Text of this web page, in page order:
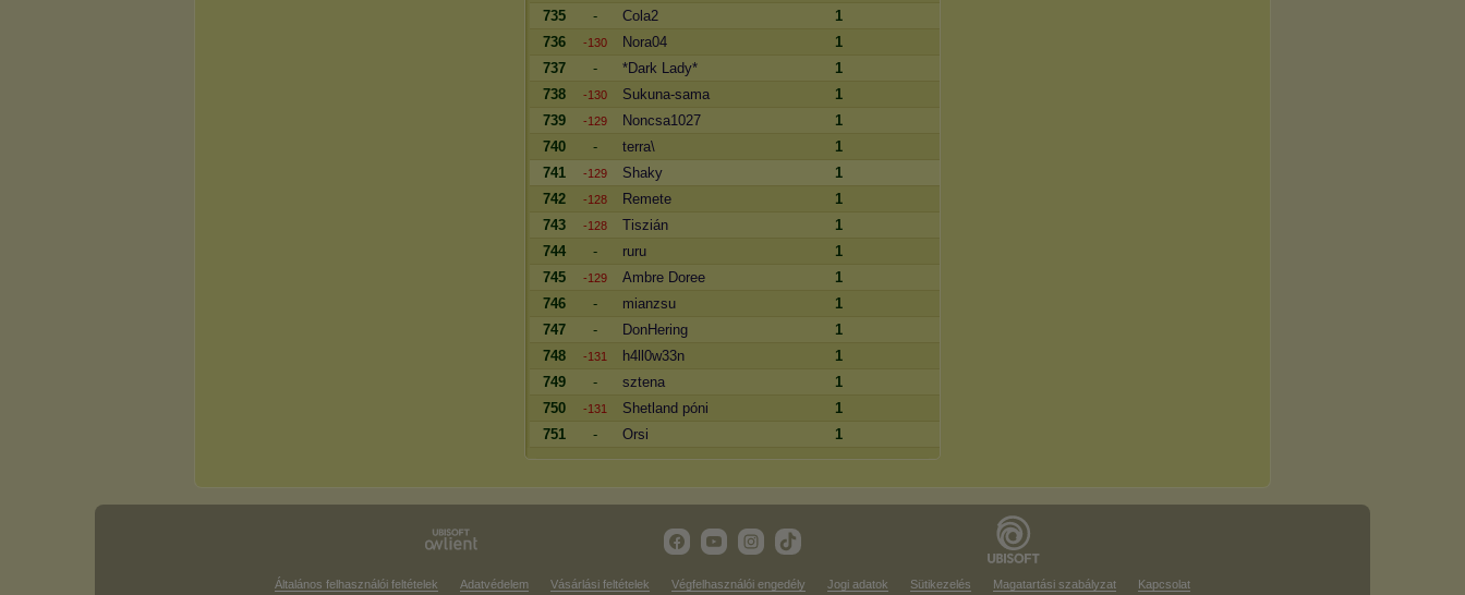
735
- Cola2
1
736
-130 Nora04
1
737
- *Dark Lady*
1
738
-130 Sukuna-sama
1
739
-129 Noncsa1027
1
740
- terra\
1
741
-129 Shaky
1
742
-128 Remete
1
743
-128 Tiszián
1
744
- ruru
1
745
-129 Ambre Doree
1
746
- mianzsu
1
747
- DonHering
1
748
-131 h4ll0w33n
1
749
- sztena
1
750
-131 Shetland póni
1
751
- Orsi 1
Általános felhasználói feltételek Adatvédelem Vásárlási feltételek Végfelhasználói engedély Jogi adatok Sütikezelés Magatartási szabályzat Kapcsolat